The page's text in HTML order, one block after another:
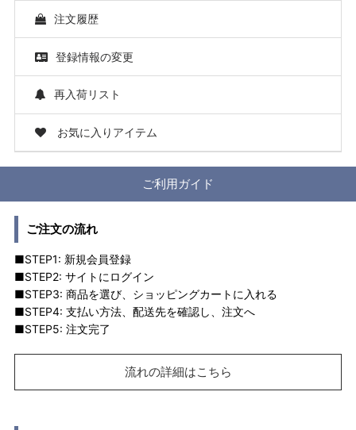
注文履歴
登録情報の変更
再入荷リスト
お気に入りアイテム
ご利用ガイド
ご注文の流れ
■STEP1: 新規会員登録
■STEP2: サイトにログイン
■STEP3: 商品を選び、ショッピングカートに入れる
■STEP4: 支払い方法、配送先を確認し、注文へ
■STEP5: 注文完了
流れの詳細はこちら